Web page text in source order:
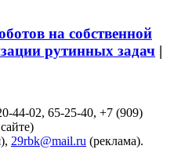
на собственной
рутинных задач |
44-02, 65-25-40, +7 (909)
29rbk@mail.ru (реклама).